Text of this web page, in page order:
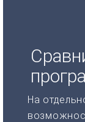
На